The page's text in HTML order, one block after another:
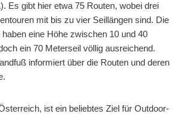
Es gibt hier etwa 75 Routen, wobei drei
mit bis zu vier Seillängen sind. Die
eine Höhe zwischen 10 und 40
ein 70 Meterseil völlig ausreichend.
informiert über die Routen und deren
ist ein beliebtes Ziel für Outdoor-